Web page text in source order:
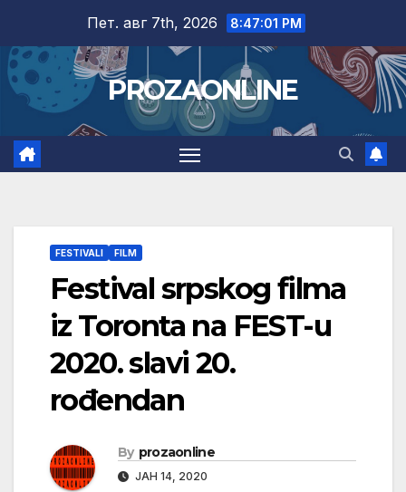
content
Пет. авг 7th, 2026 8:47:02 PM
PROZAONLINE
FESTIVALI FILM
Festival srpskog filma
iz Toronta na FEST-u
2020. slavi 20.
rođendan
By prozaonline
ЈАН 14, 2020